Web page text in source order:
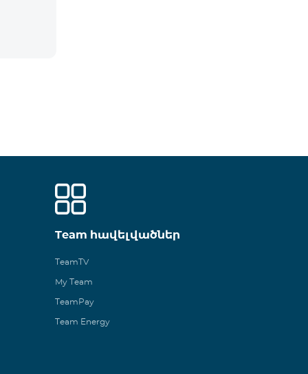
Team հավելվածներ
TeamTV
My Team
TeamPay
Team Energy